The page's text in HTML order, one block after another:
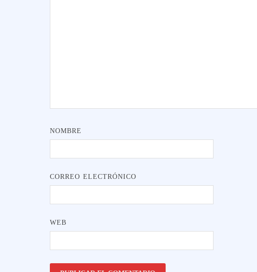
NOMBRE
CORREO ELECTRÓNICO
WEB